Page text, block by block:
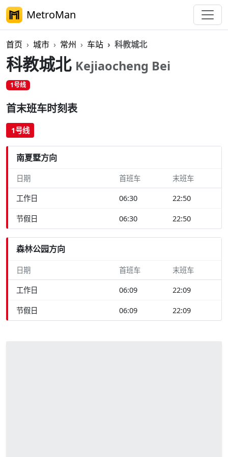
MetroMan
首页 城市 常州 车站 科教城北
科教城北 Kejiaocheng Bei
1号线
首末班车时刻表
1号线
南夏墅方向
日期 首班车 末班车
工作日 06:30 22:50
节假日 06:30 22:50
森林公园方向
日期 首班车 末班车
工作日 06:09 22:09
节假日 06:09 22:09